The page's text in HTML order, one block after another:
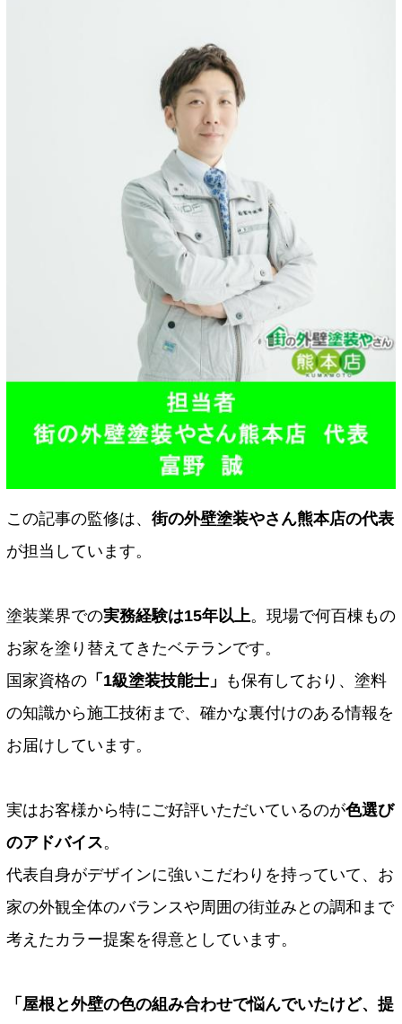
この記事の監修は、 街の外壁塗装やさん熊本店の代表
が担当しています。
塗装業界での実務経験は15年以上。現場で何百棟もの
お家を塗り替えてきたベテランです。
国家資格の 「1級塗装技能士」
も保有しており、塗料
の知識から施工技術まで、確かな裏付けのある情報を
お届けしています。
実はお客様から特にご好評いただいているのが色選び
のアドバイス。
代表自身がデザインに強いこだわりを持っていて、お
家の外観全体のバランスや周囲の街並みとの調和まで
考えたカラー提案を得意としています。
「屋根と外壁の色の組み合わせで悩んでいたけど、提